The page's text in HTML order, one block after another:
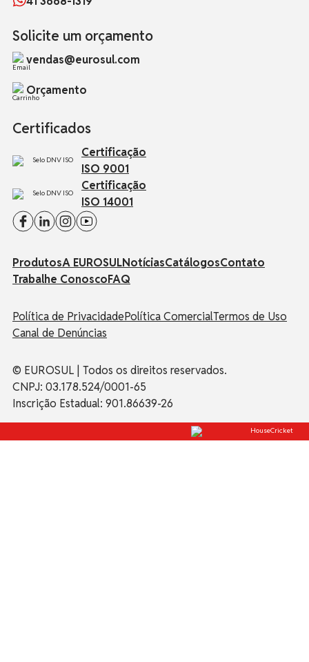
Solicite um orçamento
vendas@eurosul.com
Orçamento
Certificados
Certificação
ISO 9001
Certificação
ISO 14001
ProdutosA EUROSULNotíciasCatálogosContato
Trabalhe ConoscoFAQ
Política de PrivacidadePolítica ComercialTermos de Uso
Canal de Denúncias
© EUROSUL | Todos os direitos reservados.
CNPJ: 03.178.524/0001-65
Inscrição Estadual: 901.86639-26